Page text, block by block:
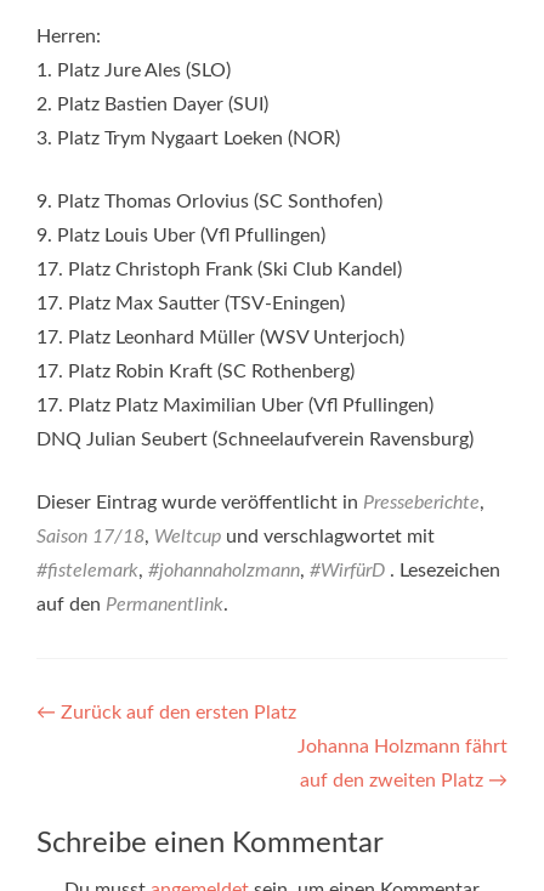
Herren:
1. Platz Jure Ales (SLO)
2. Platz Bastien Dayer (SUI)
3. Platz Trym Nygaart Loeken (NOR)
9. Platz Thomas Orlovius (SC Sonthofen)
9. Platz Louis Uber (Vfl Pfullingen)
17. Platz Christoph Frank (Ski Club Kandel)
17. Platz Max Sautter (TSV-Eningen)
17. Platz Leonhard Müller (WSV Unterjoch)
17. Platz Robin Kraft (SC Rothenberg)
17. Platz Platz Maximilian Uber (Vfl Pfullingen)
DNQ Julian Seubert (Schneelaufverein Ravensburg)
Dieser Eintrag wurde veröffentlicht in Presseberichte,
Saison 17/18, Weltcup und verschlagwortet mit
#fistelemark, #johannaholzmann, #WirfürD . Lesezeichen
auf den Permanentlink.
Beitragsnavigation
← Zurück auf den ersten Platz
Johanna Holzmann fährt
auf den zweiten Platz →
Schreibe einen Kommentar